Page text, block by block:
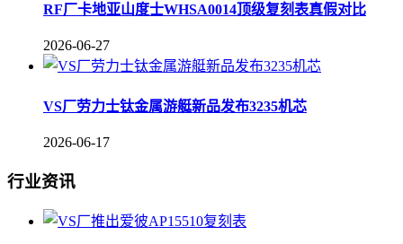
RF厂卡地亚山度士WHSA0014顶级复刻表真假对比
2026-06-27
VS厂劳力士钛金属游艇新品发布3235机芯
2026-06-17
行业资讯